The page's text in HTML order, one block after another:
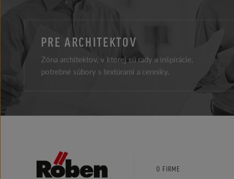
PRE ARCHITEKTOV
Zóna architektov, v ktorej sú rady a inšpirácie,
potrebné súbory s textúrami a cenníky.
O FIRME
Instagram